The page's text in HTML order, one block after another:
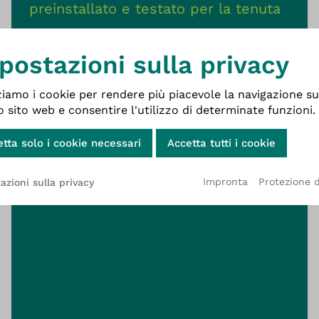
preinstallato e testato per la tenuta
è il sito websulla privacy
i cookie per rendere più piacevole la navigazione
sito web e consentire l'utilizzo di determinate funzioni.
solo i cookie necessari Accetta tutti i cookie
sulla privacy Impronta Protezione
Cookie-Banner